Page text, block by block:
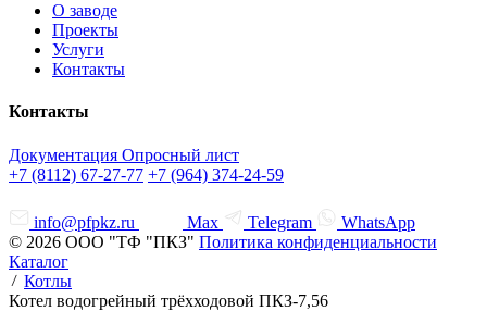
О заводе
Проекты
Услуги
Контакты
Контакты
Документация Опросный лист
+7 (8112) 67-27-77 +7 (964) 374-24-59
info@pfpkz.ru Max Telegram
WhatsApp
© 2026 ООО "ТФ "ПКЗ" Политика конфиденциальности
Каталог
Котлы
Котел водогрейный трёхходовой ПКЗ-7,56